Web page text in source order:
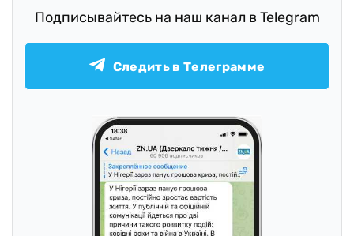
Подписывайтесь на наш канал в Telegram
Следить в Телеграмме